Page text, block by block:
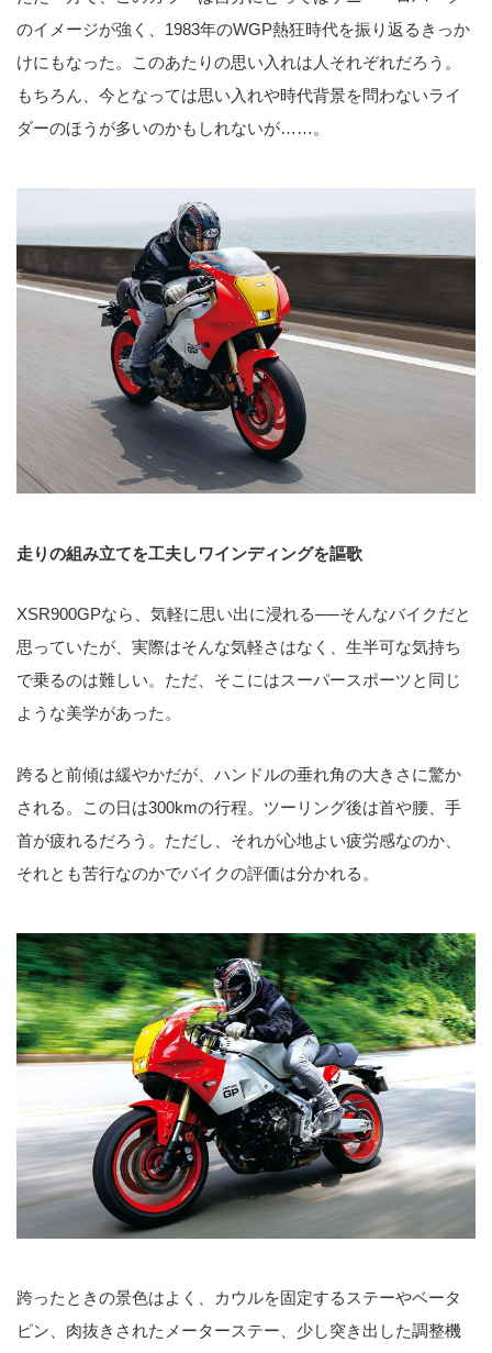
のイメージが強く、1983年のWGP熱狂時代を振り返るきっか
けにもなった。このあたりの思い入れは人それぞれだろう。
もちろん、今となっては思い入れや時代背景を問わないライ
ダーのほうが多いのかもしれないが……。
走りの組み立てを工夫しワインディングを謳歌
XSR900GPなら、気軽に思い出に浸れる──そんなバイクだと
思っていたが、実際はそんな気軽さはなく、生半可な気持ち
で乗るのは難しい。ただ、そこにはスーパースポーツと同じ
ような美学があった。
跨ると前傾は緩やかだが、ハンドルの垂れ角の大きさに驚か
される。この日は300kmの行程。ツーリング後は首や腰、手
首が疲れるだろう。ただし、それが心地よい疲労感なのか、
それとも苦行なのかでバイクの評価は分かれる。
跨ったときの景色はよく、カウルを固定するステーやベータ
ピン、肉抜きされたメーターステー、少し突き出した調整機